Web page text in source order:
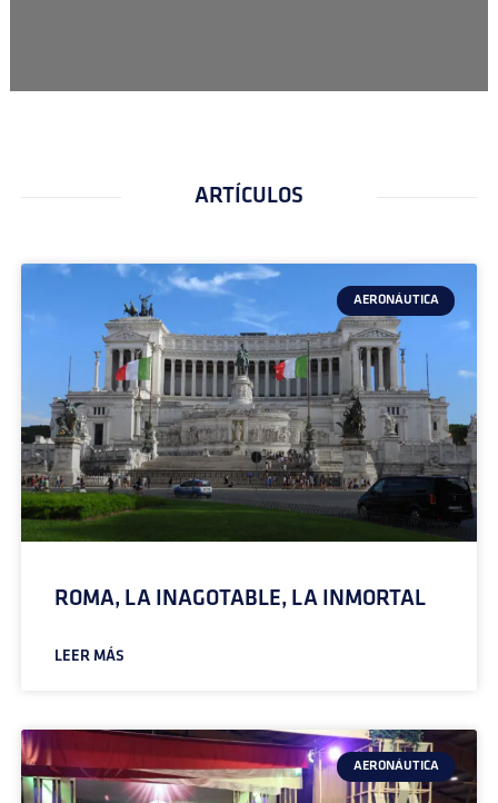
ARTÍCULOS
AERONÁUTICA
ROMA, LA INAGOTABLE, LA INMORTAL
LEER MÁS
AERONÁUTICA